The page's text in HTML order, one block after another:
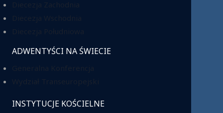
ADWENTYŚCI NA ŚWIECIE
INSTYTUCJE KOŚCIELNE